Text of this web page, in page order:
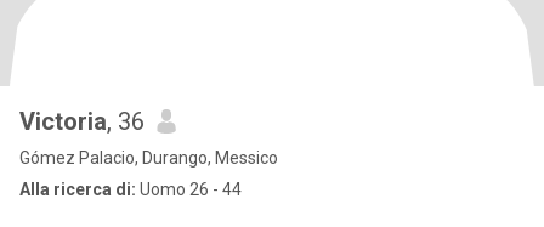
Victoria, 36
Gómez Palacio, Durango, Messico
Alla ricerca di: Uomo 26 - 44